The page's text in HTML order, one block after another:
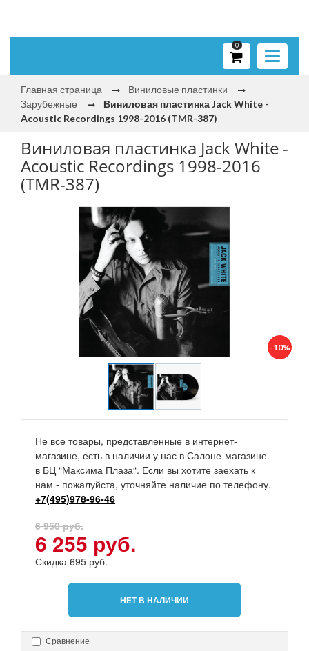
Toggle
0
Главная страница
Виниловые пластинки
Зарубежные
Виниловая пластинка Jack White -
Acoustic Recordings 1998-2016 (TMR-387)
Виниловая пластинка Jack White -
Acoustic Recordings 1998-2016
(TMR-387)
-10%
Не все товары, представленные в интернет-
магазине, есть в наличии у нас в Салоне-магазине
в БЦ “Максима Плаза“. Если вы хотите заехать к
нам - пожалуйста, уточняйте наличие по телефону.
+7(495)978-96-46
6 950 руб.
6 255 руб.
Скидка 695 руб.
НЕТ В НАЛИЧИИ
Сравнение